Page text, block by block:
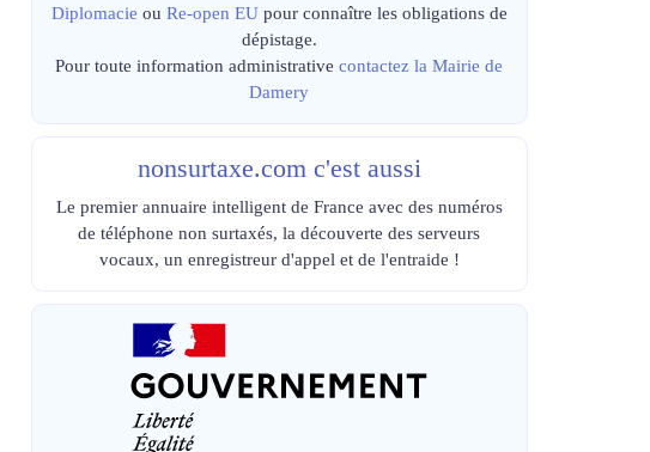
Diplomacie ou Re-open EUpour connaître les obligations de
dépistage.
Pour toute information administrativecontactez la Mairie de
Damery
nonsurtaxe.com c'est aussi
Le premier annuaire intelligent de France avec des numéros
de téléphone non surtaxés, la découverte des serveurs
vocaux, un enregistreur d'appel et de l'entraide !